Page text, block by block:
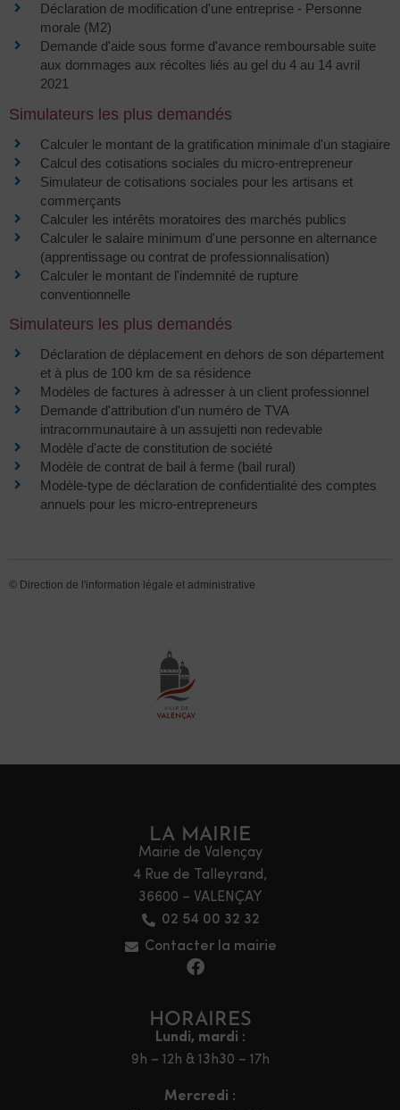
Déclaration de modification d'une entreprise - Personne
morale (M2)
Demande d'aide sous forme d'avance remboursable suite
aux dommages aux récoltes liés au gel du 4 au 14 avril
2021
Simulateurs les plus demandés
Calculer le montant de la gratification minimale d'un stagiaire
Calcul des cotisations sociales du micro-entrepreneur
Simulateur de cotisations sociales pour les artisans et
commerçants
Calculer les intérêts moratoires des marchés publics
Calculer le salaire minimum d'une personne en alternance
(apprentissage ou contrat de professionnalisation)
Calculer le montant de l'indemnité de rupture
conventionnelle
Simulateurs les plus demandés
Déclaration de déplacement en dehors de son département
et à plus de 100 km de sa résidence
Modèles de factures à adresser à un client professionnel
Demande d'attribution d'un numéro de TVA
intracommunautaire à un assujetti non redevable
Modèle d'acte de constitution de société
Modèle de contrat de bail à ferme (bail rural)
Modèle-type de déclaration de confidentialité des comptes
annuels pour les micro-entrepreneurs
© Direction de l'information légale et administrative
LA MAIRIE
Mairie de Valençay
4 Rue de Talleyrand,
36600 – VALENÇAY
02 54 00 32 32
Contacter la mairie
HORAIRES
Lundi, mardi :
9h – 12h & 13h30 – 17h
Mercredi :